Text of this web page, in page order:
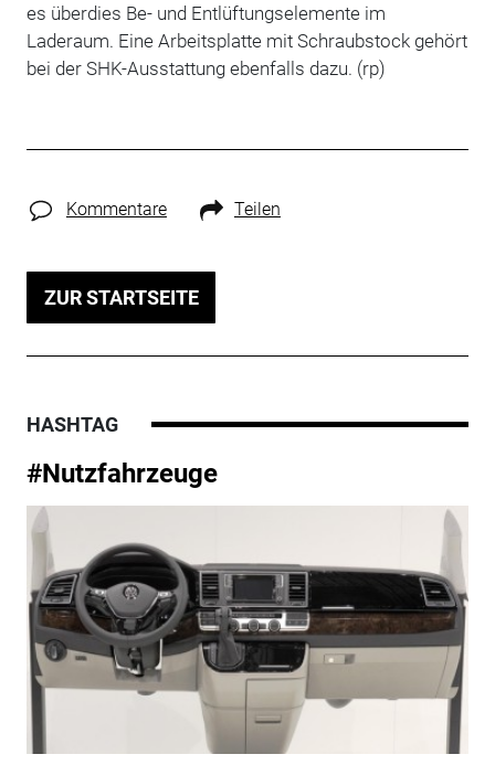
es überdies Be- und Entlüftungselemente im
Laderaum. Eine Arbeitsplatte mit Schraubstock gehört
bei der SHK-Ausstattung ebenfalls dazu. (rp)
Kommentare Teilen
ZUR STARTSEITE
HASHTAG
#Nutzfahrzeuge